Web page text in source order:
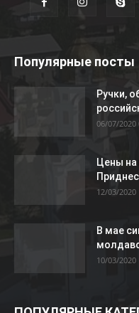
Популярные посты
Ручки,
06/07/2020
Цены на
12/03/2020
В мае
10/03/2020